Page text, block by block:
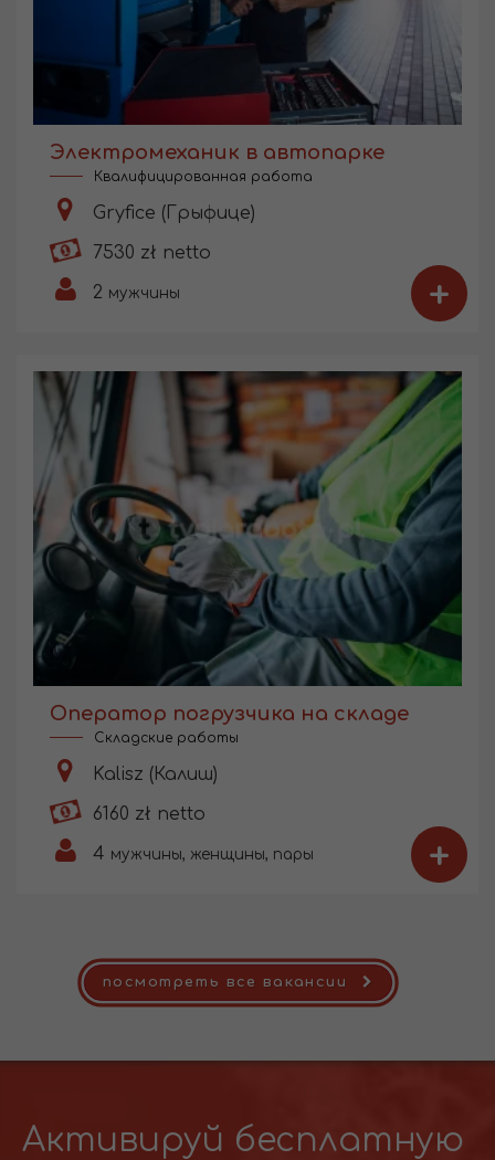
Электромеханик в автопарке
Квалифицированная работа
Gryfice (Грыфице)
7530 zł netto
2 мужчины +
Оператор погрузчика на складе
Складские работы
Kalisz (Калиш)
6160 zł netto
4 мужчины, женщины, пары +
посмотреть все вакансии
Активируй бесплатную